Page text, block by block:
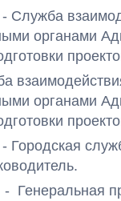
- Служба
органами
органами
- Городская
- Генеральная